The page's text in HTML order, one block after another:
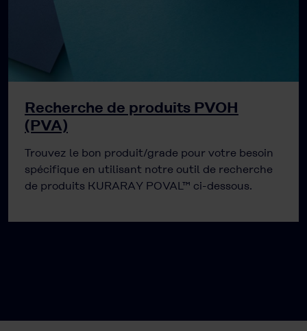
Recherche de produits PVOH
(PVA)
Trouvez le bon produit/grade pour votre besoin
spécifique en utilisant notre outil de recherche
de produits KURARAY POVAL™ ci-dessous.